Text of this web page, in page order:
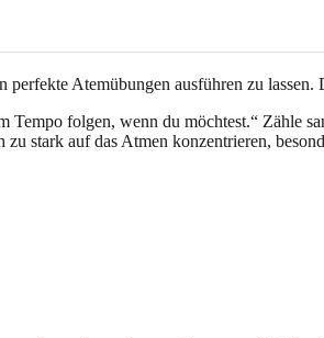
Atemübungen ausführen zu
folgen, wenn du möchtest.“ Zähle
stark auf das Atmen konzentrieren,